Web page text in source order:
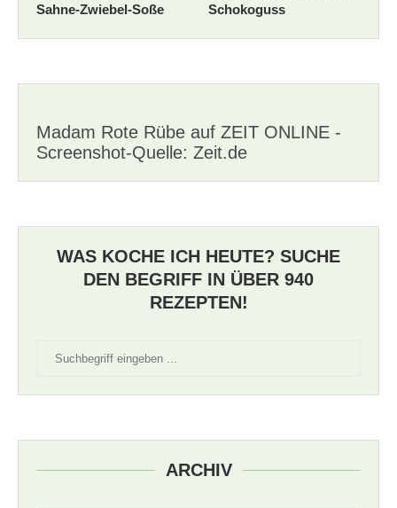
Sahne-Zwiebel-Soße
Schokoguss
Madam Rote Rübe auf ZEIT ONLINE -
Screenshot-Quelle: Zeit.de
WAS KOCHE ICH HEUTE? SUCHE
DEN BEGRIFF IN ÜBER 940
REZEPTEN!
ARCHIV